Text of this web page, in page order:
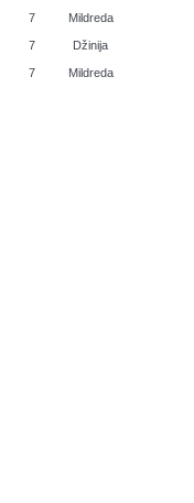
7 Mildreda
7 Džinija
7 Mildreda